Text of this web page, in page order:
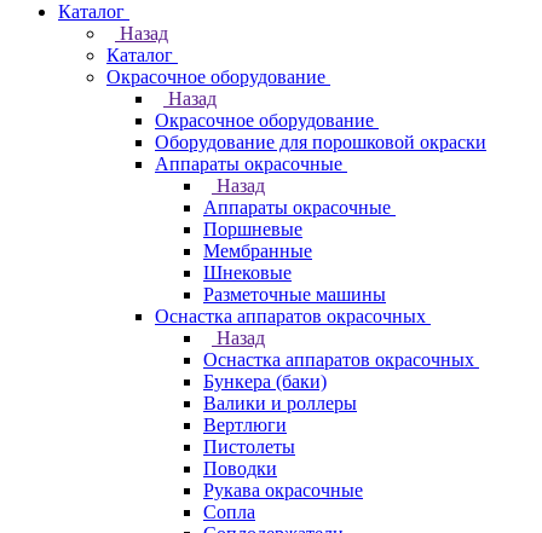
Каталог
Назад
Каталог
Окрасочное оборудование
Назад
Окрасочное оборудование
Оборудование для порошковой окраски
Аппараты окрасочные
Назад
Аппараты окрасочные
Поршневые
Мембранные
Шнековые
Разметочные машины
Оснастка аппаратов окрасочных
Назад
Оснастка аппаратов окрасочных
Бункера (баки)
Валики и роллеры
Вертлюги
Пистолеты
Поводки
Рукава окрасочные
Сопла